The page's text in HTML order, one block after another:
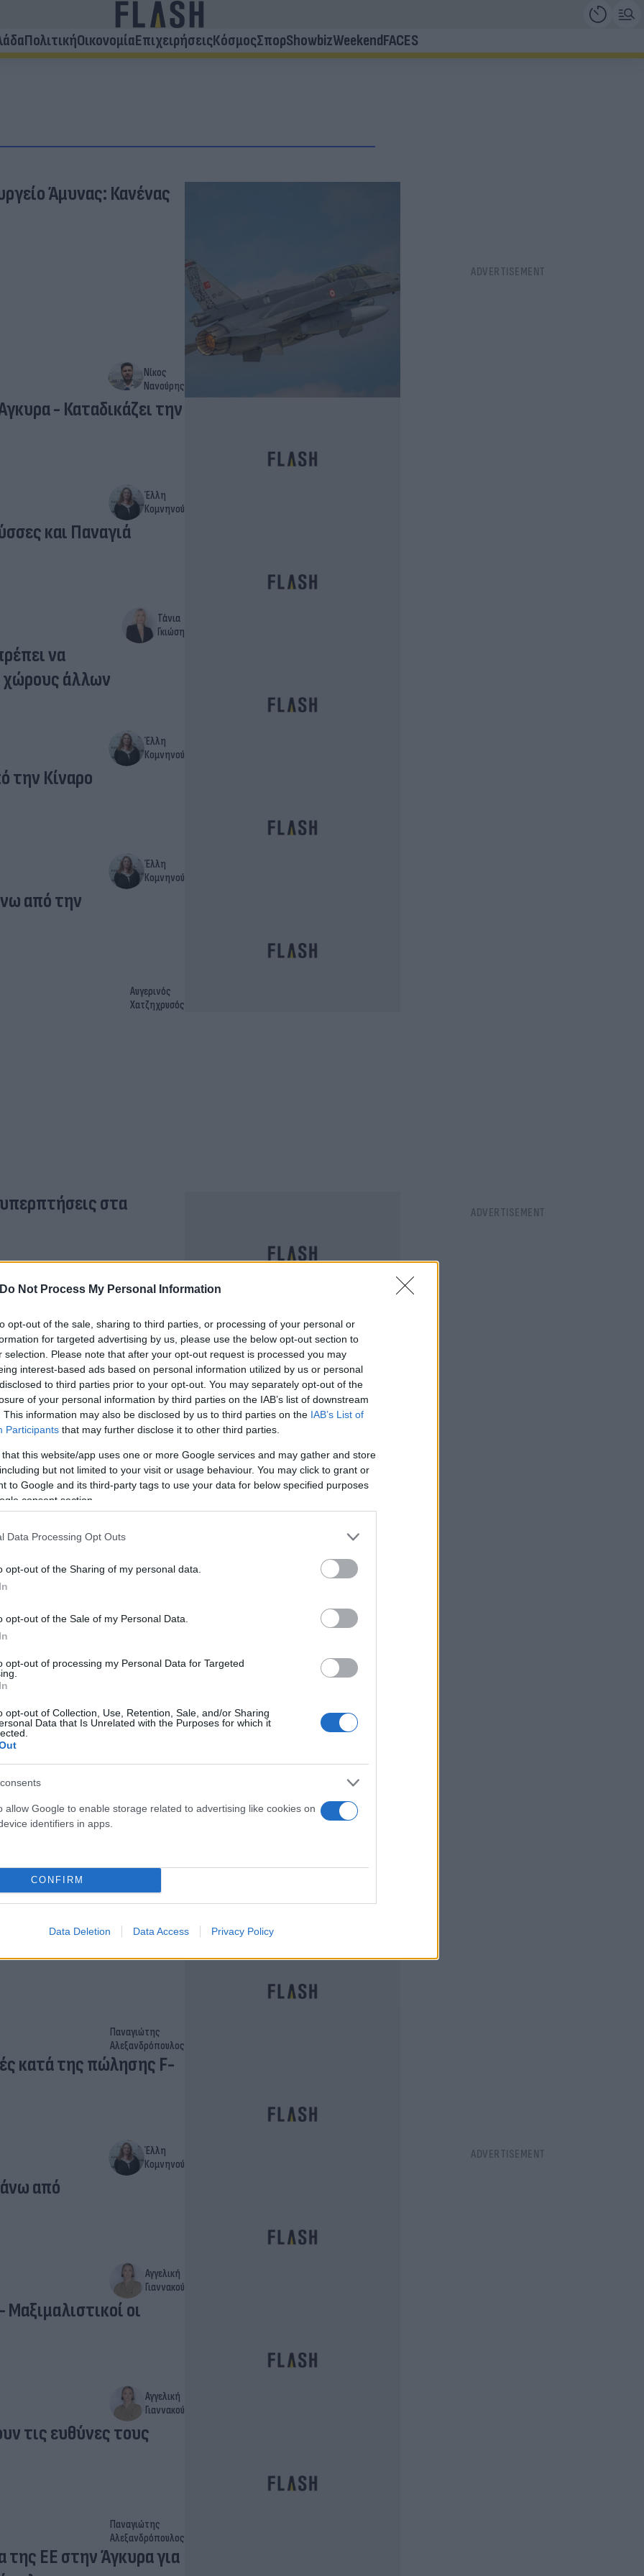
Do Not Process My Personal Information
opt-out of the sale, sharing to third parties, or processing of your personal or
for targeted advertising by us, please use the below opt-out section to
selection. Please note that after your opt-out request is processed you may
interest-based ads based on personal information utilized by us or personal
to third parties prior to your opt-out. You may separately opt-out of the
of your personal information by third parties on the IAB’s list of downstream
This information may also be disclosed by us to third parties on the IAB’s List of
Participants that may further disclose it to other third parties.
that this website/app uses one or more Google services and may gather and store
but not limited to your visit or usage behaviour. You may click to grant or
to Google and its third-party tags to use your data for below specified purposes
consent section.
Data Processing Opt Outs
opt-out of the Sharing of my personal data.
opt-out of the Sale of my Personal Data.
opt-out of processing my Personal Data for Targeted
opt-out of Collection, Use, Retention, Sale, and/or Sharing
Data that Is Unrelated with the Purposes for which it
allow Google to enable storage related to advertising like cookies on
identifiers in apps.
CONFIRM
Data Deletion Data Access Privacy Policy
ΠολιτικήΟικονομίαΕπιχειρήσειςΚόσμοςΣπορShowbizWeekendFACES
Άμυνας: Κανένας
Νίκος
Νανούρης
- Καταδικάζει την
Έλλη
Κομνηνού
και Παναγιά
Τάνια
Γκιώση
να
χώρους άλλων
Έλλη
Κομνηνού
την Κίναρο
Έλλη
Κομνηνού
από την
Αυγερινός
Χατζηχρυσός
στα
Τάνια
Παναγιώτης
Αλεξανδρόπουλος
δηλώσεις
κάνουν
Αυγερινός
εναέριου χώρου το
προς την Τουρκία για
Αλεξανδρόπουλος
Παναγιώτης
Αλεξανδρόπουλος
κατά της πώλησης F-
Έλλη
Κομνηνού
από
Αγγελική
Γιαννακού
οι
Αγγελική
Γιαννακού
τις ευθύνες τους
Παναγιώτης
Αλεξανδρόπουλος
της ΕΕ στην Άγκυρα για